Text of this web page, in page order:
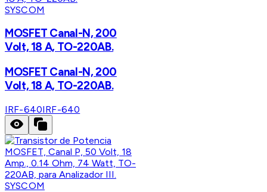
SYSCOM
MOSFET Canal-N, 200
Volt, 18 A, TO-220AB.
MOSFET Canal-N, 200
Volt, 18 A, TO-220AB.
IRF-640IRF-640
SYSCOM